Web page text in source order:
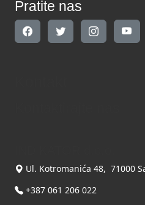
Pratite nas
Ul. Kotromanića 48, 71000
+387 061 206 022